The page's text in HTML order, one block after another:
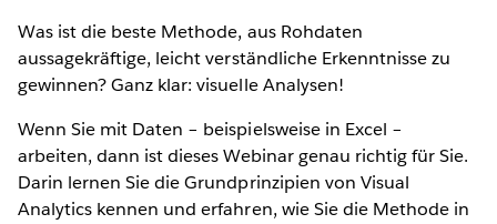
Was ist die beste Methode, aus Rohdaten
aussagekräftige, leicht verständliche Erkenntnisse zu
gewinnen? Ganz klar: visuelle Analysen!
Wenn Sie mit Daten – beispielsweise in Excel –
arbeiten, dann ist dieses Webinar genau richtig für Sie.
Darin lernen Sie die Grundprinzipien von Visual
Analytics kennen und erfahren, wie Sie die Methode in